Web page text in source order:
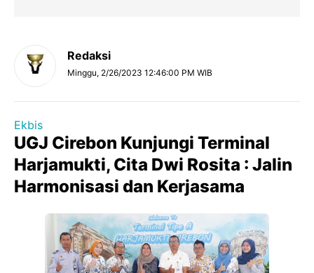
Redaksi
Minggu, 2/26/2023 12:46:00 PM WIB
Ekbis
UGJ Cirebon Kunjungi Terminal
Harjamukti, Cita Dwi Rosita : Jalin
Harmonisasi dan Kerjasama